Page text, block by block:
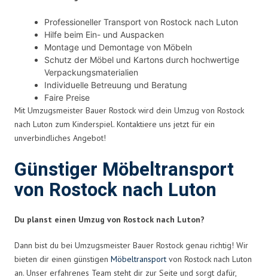
Professioneller Transport von Rostock nach Luton
Hilfe beim Ein- und Auspacken
Montage und Demontage von Möbeln
Schutz der Möbel und Kartons durch hochwertige
Verpackungsmaterialien
Individuelle Betreuung und Beratung
Faire Preise
Mit Umzugsmeister Bauer Rostock wird dein Umzug von Rostock
nach Luton zum Kinderspiel. Kontaktiere uns jetzt für ein
unverbindliches Angebot!
Günstiger Möbeltransport
von Rostock nach Luton
Du planst einen Umzug von Rostock nach Luton?
Dann bist du bei Umzugsmeister Bauer Rostock genau richtig! Wir
bieten dir einen günstigen Möbeltransport von Rostock nach Luton
an. Unser erfahrenes Team steht dir zur Seite und sorgt dafür,